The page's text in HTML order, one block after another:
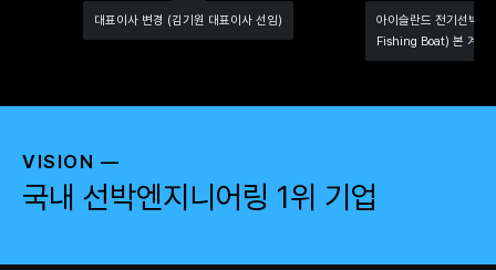
대표이사 변경 (김기원 대표이사 선임)
아이슬란드 전기선박
Fishing Boat) 본 계약
VISION —
국내 선박엔지니어링 1위 기업